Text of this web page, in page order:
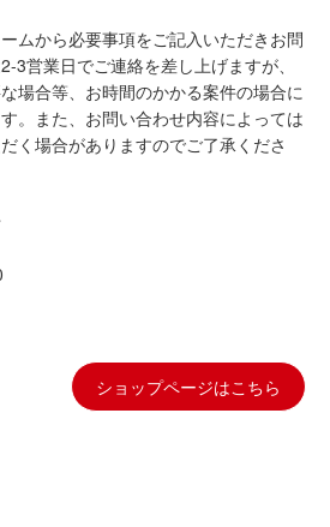
ムから必要事項をご記入いただきお問
3営業日でご連絡を差し上げますが、
場合等、お時間のかかる案件の場合に
。また、お問い合わせ内容によっては
く場合がありますのでご了承くださ
ショップページはこちら